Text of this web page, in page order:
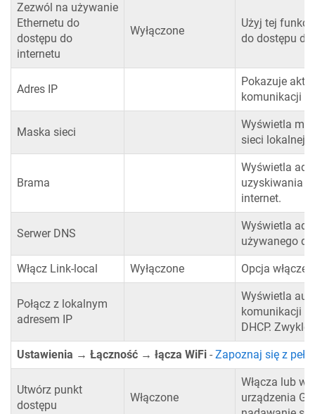
Zezwól na używanie
Ethernetu do
dostępu do
internetu
Wyłączone
Użyj tej
do dostępu
Adres IP
Pokazuje
komunikacji
Maska sieci
Wyświetla
sieci lokalnej.
Brama
Wyświetla
uzyskiwania
internet.
Serwer DNS
Wyświetla
używanego
Włącz Link-local Wyłączone Opcja
Połącz z lokalnym
adresem IP
Wyświetla
komunikacji
DHCP.
Ustawienia → Łączność → łącza WiFi - Zapoznaj się z
Utwórz punkt
dostępu
Włączone
Włącza lub
urządzenia